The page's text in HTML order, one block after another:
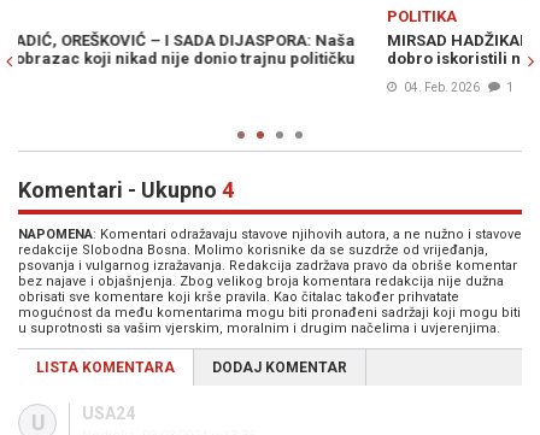
MIRSAD HADŽIKADIĆ, UPOZORAVA: "Dodik i Čović su to veoma
dobro iskoristili novcem Bosne i Hercegovine, ali i..."
Komentari - Ukupno 4
NAPOMENA: Komentari odražavaju stavove njihovih autora, a ne nužno i stavove
redakcije Slobodna Bosna. Molimo korisnike da se suzdrže od vrijeđanja,
psovanja i vulgarnog izražavanja. Redakcija zadržava pravo da obriše komentar
bez najave i objašnjenja. Zbog velikog broja komentara redakcija nije dužna
obrisati sve komentare koji krše pravila. Kao čitalac također prihvatate
mogućnost da među komentarima mogu biti pronađeni sadržaji koji mogu biti
u suprotnosti sa vašim vjerskim, moralnim i drugim načelima i uvjerenjima.
LISTA KOMENTARA DODAJ KOMENTAR
U USA24